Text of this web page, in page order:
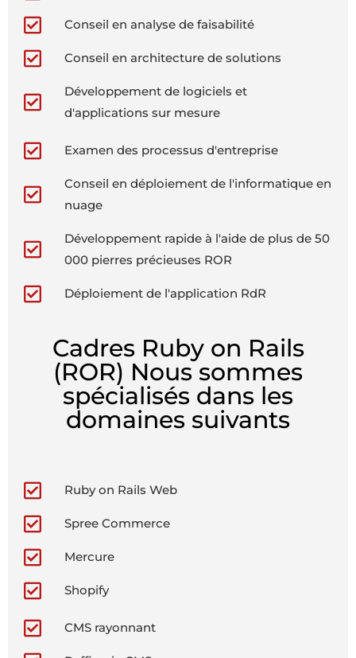
Conseil en analyse de faisabilité
Conseil en architecture de solutions
Développement de logiciels et
d'applications sur mesure
Examen des processus d'entreprise
Conseil en déploiement de l'informatique en
nuage
Développement rapide à l'aide de plus de 50
000 pierres précieuses ROR
Déploiement de l'application RdR
Cadres Ruby on Rails
(ROR) Nous sommes
spécialisés dans les
domaines suivants
Ruby on Rails Web
Spree Commerce
Mercure
Shopify
CMS rayonnant